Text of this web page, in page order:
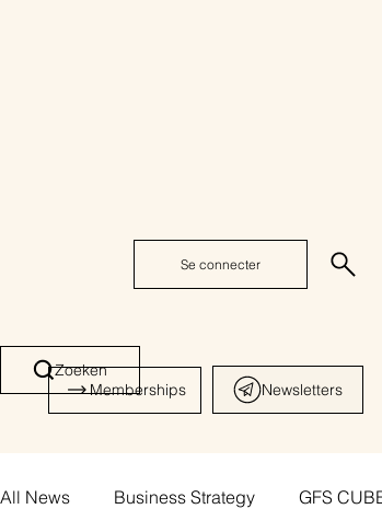
Zoeken
Se connecter
Memberships Newsletters
All News Business Strategy GFS